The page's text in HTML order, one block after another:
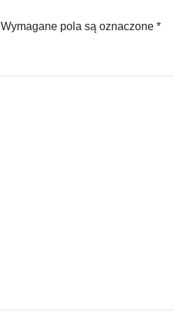
Wymagane pola są oznaczone *